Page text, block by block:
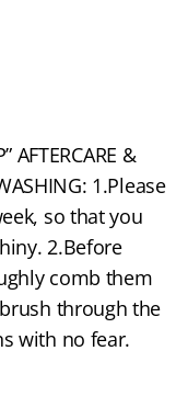
AFTERCARE &
1.Please
so that you
2.Before
comb them
through the
with no fear.